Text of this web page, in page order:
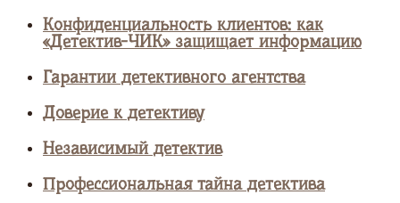
Конфиденциальность клиентов: как
«Детектив-ЧИК» защищает информацию
Гарантии детективного агентства
Доверие к детективу
Независимый детектив
Профессиональная тайна детектива